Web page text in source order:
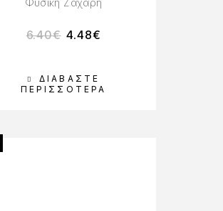
ΔΙΑΒΆΣΤΕ
ΠΕΡΙΣΣΌΤΕΡΑ
Φυσική Ζάχαρη
6.40€ 4.48€